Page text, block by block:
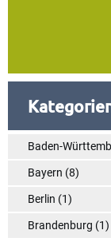
Baden-
Bayern (8)
Berlin (1)
Brandenburg (1)